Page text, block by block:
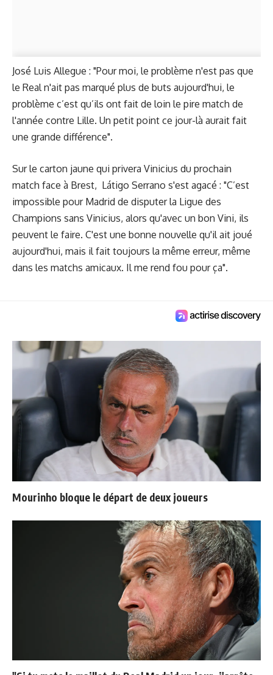
José Luis Allegue : "Pour moi, le problème n'est pas que
le Real n'ait pas marqué plus de buts aujourd'hui, le
problème c’est qu’ils ont fait de loin le pire match de
l'année contre Lille. Un petit point ce jour-là aurait fait
une grande différence".
Sur le carton jaune qui privera Vinicius du prochain
match face à Brest, Látigo Serrano s'est agacé : "C’est
impossible pour Madrid de disputer la Ligue des
Champions sans Vinicius, alors qu'avec un bon Vini, ils
peuvent le faire. C'est une bonne nouvelle qu'il ait joué
aujourd'hui, mais il fait toujours la même erreur, même
dans les matchs amicaux. Il me rend fou pour ça".
Mourinho bloque le départ de deux joueurs